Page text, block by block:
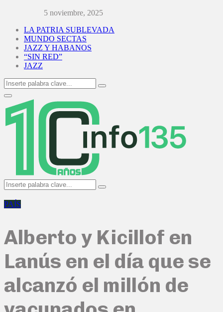
5 noviembre, 2025
LA PATRIA SUBLEVADA
MUNDO SECTAS
JAZZ Y HABANOS
“SIN RED”
JAZZ
Search
for:
Search
Primary
Menu
Search
for:
Search
PAÍS
Alberto y Kicillof en
Lanús en el día que se
alcanzó el millón de